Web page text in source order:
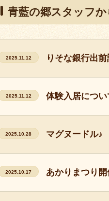
青藍の郷スタッフ
2025.11.12 りそな銀行出
2025.11.12 体験入居につい
2025.10.28 マグヌードル♪
2025.10.17 あかりまつり開